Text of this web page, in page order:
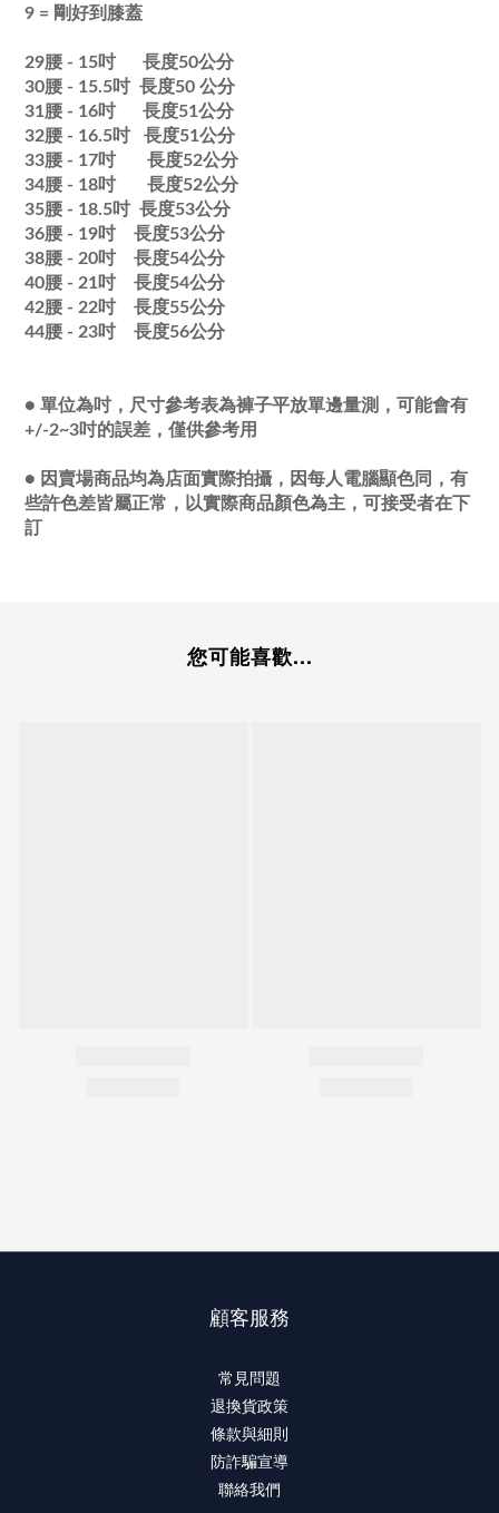
9 = 剛好到膝蓋
29腰 - 15吋 長度50公分
30腰 - 15.5吋 長度50 公分
31腰 - 16吋 長度51公分
32腰 - 16.5吋 長度51公分
33腰 - 17吋 長度52公分
34腰 - 18吋 長度52公分
35腰 - 18.5吋 長度53公分
36腰 - 19吋 長度53公分
38腰 - 20吋 長度54公分
40腰 - 21吋 長度54公分
42腰 - 22吋 長度55公分
44腰 - 23吋 長度56公分
● 單位為吋，尺寸參考表為褲子平放單邊量測，可能會有
+/-2~3吋的誤差，僅供參考用
● 因賣場商品均為店面實際拍攝，因每人電腦顯色同，有
些許色差皆屬正常，以實際商品顏色為主，可接受者在下
訂
您可能喜歡...
顧客服務
常見問題
退換貨政策
條款與細則
防詐騙宣導
聯絡我們